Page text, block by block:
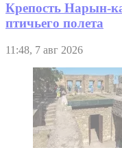
Крепость Нарын-
птичьего полета
11:48, 7 авг 2026